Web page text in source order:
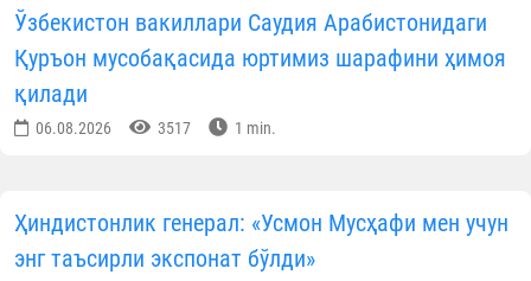
Ўзбекистон вакиллари Саудия Арабистонидаги
Қуръон мусобақасида юртимиз шарафини ҳимоя
қилади
06.08.2026 3517 1 min.
Ҳиндистонлик генерал: «Усмон Мусҳафи мен учун
энг таъсирли экспонат бўлди»